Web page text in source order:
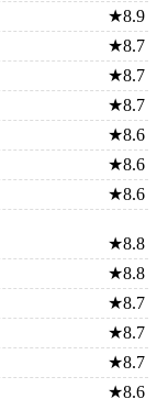
★8.9
★8.7
★8.7
★8.7
★8.6
★8.6
★8.6
★8.8
★8.8
★8.7
★8.7
★8.7
★8.6